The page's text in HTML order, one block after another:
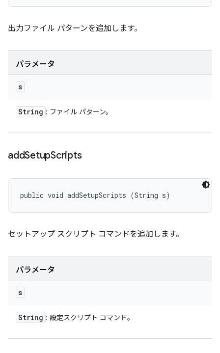
出力ファイル パターンを追加します。
パラメータ
s
String : ファイル パターン。
addSetupScripts
public void addSetupScripts (String s)
セットアップ スクリプト コマンドを追加します。
パラメータ
s
String : 設定スクリプト コマンド。